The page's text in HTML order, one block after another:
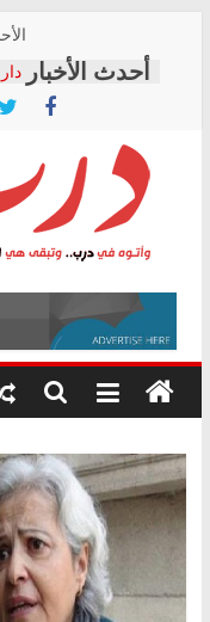
content
درب
وأتوه
درب..
وتبقى
هي